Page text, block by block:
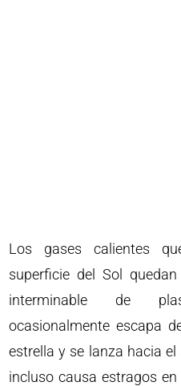
Los gases calientes
superficie del Sol
interminable de
ocasionalmente escapa
estrella y se lanza hacia
incluso causa estragos